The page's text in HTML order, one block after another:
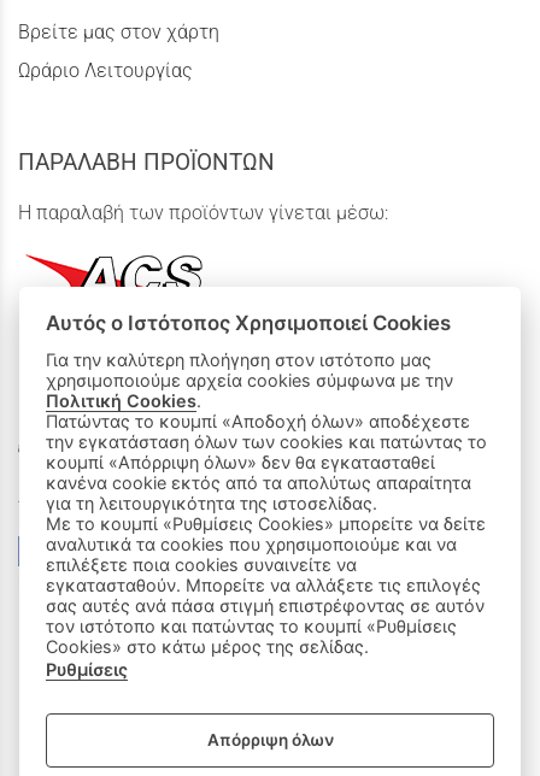
Βρείτε μας στον χάρτη
Ωράριο Λειτουργίας
ΠΑΡΑΛΑΒΗ ΠΡΟΪΟΝΤΩΝ
Η παραλαβή των προϊόντων γίνεται μέσω:
ΟΙ ΑΓΟΡΕΣ ΜΟΥ
Καλάθι Αγορών
Δεχόμαστε όλες τις πιστωτικές κάρτες:
Sitemap/Login
Αυτός ο Ιστότοπος Χρησιμοποιεί Cookies
Για την καλύτερη πλοήγηση στον ιστότοπο μας
χρησιμοποιούμε αρχεία cookies σύμφωνα με την
Πολιτική Cookies.
Πατώντας το κουμπί «Αποδοχή όλων» αποδέχεστε
την εγκατάσταση όλων των cookies και πατώντας το
κουμπί «Απόρριψη όλων» δεν θα εγκατασταθεί
κανένα cookie εκτός από τα απολύτως απαραίτητα
για τη λειτουργικότητα της ιστοσελίδας.
Με το κουμπί «Ρυθμίσεις Cookies» μπορείτε να δείτε
αναλυτικά τα cookies που χρησιμοποιούμε και να
επιλέξετε ποια cookies συναινείτε να
εγκατασταθούν. Μπορείτε να αλλάξετε τις επιλογές
σας αυτές ανά πάσα στιγμή επιστρέφοντας σε αυτόν
τον ιστότοπο και πατώντας το κουμπί «Ρυθμίσεις
Cookies» στο κάτω μέρος της σελίδας.
Ρυθμίσεις
Απόρριψη όλων